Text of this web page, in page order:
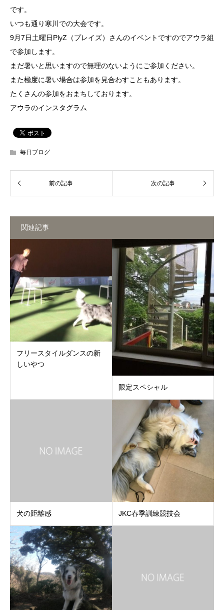
です。
いつも通り 寒川での大会です。
9月7日土曜日PlyZ（プレイズ）さんのイベントですのでアウラ組
で参加します。
まだ暑いと思いますので無理のないようにご参加ください。
また極度に暑い場合は参加を見合わすこともあります。
たくさんの参加をおまちしております。
アウラのインスタグラム
毎日ブログ
関連記事
フリースタイルダンスの新
しいやつ
限定スペシャル
犬の距離感 JKC春季訓練競技会